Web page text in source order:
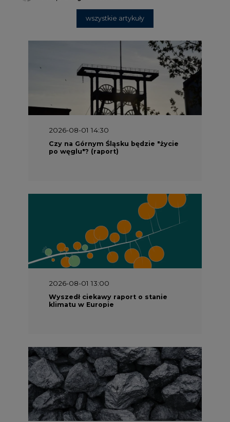
2026-08-01 13:00
Wyszedł ciekawy raport o stanie
klimatu w Europie
2026-07-09 10:30
Opublikowano bilans zasobów złóż
kopalin w Polsce według stanu na 31
grudnia 2025 r.